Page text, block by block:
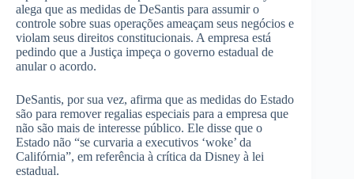
alega que as medidas de DeSantis para assumir o
controle sobre suas operações ameaçam seus negócios e
violam seus direitos constitucionais. A empresa está
pedindo que a Justiça impeça o governo estadual de
anular o acordo.
DeSantis, por sua vez, afirma que as medidas do Estado
são para remover regalias especiais para a empresa que
não são mais de interesse público. Ele disse que o
Estado não “se curvaria a executivos ‘woke’ da
Califórnia”, em referência à crítica da Disney à lei
estadual.